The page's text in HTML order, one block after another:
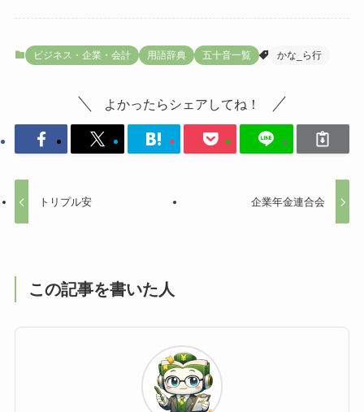
ビジネス・企業・会計 用語辞典 五十音一覧 かな_ら行
よかったらシェアしてね！
トリプル安 企業年金連合会
この記事を書いた人